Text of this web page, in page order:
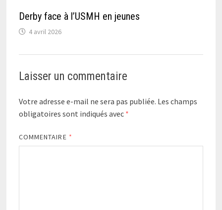
Derby face à l’USMH en jeunes
4 avril 2026
Laisser un commentaire
Votre adresse e-mail ne sera pas publiée. Les champs
obligatoires sont indiqués avec *
COMMENTAIRE *